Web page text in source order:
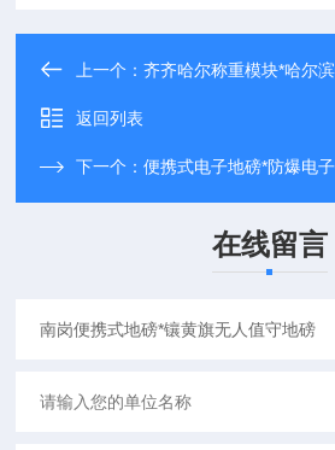
上一个：齐齐哈尔称重模块*哈尔
返回列表
下一个：便携式电子地磅*防爆电
在线留言